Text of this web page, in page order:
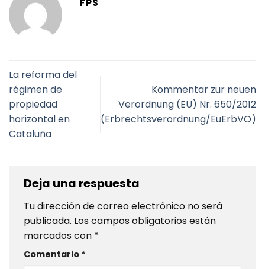
La reforma del
régimen de
propiedad
horizontal en
Cataluña
Kommentar zur neuen
Verordnung (EU) Nr. 650/2012
(Erbrechtsverordnung/EuErbVO)
Deja una respuesta
Tu dirección de correo electrónico no será
publicada. Los campos obligatorios están
marcados con *
Comentario *